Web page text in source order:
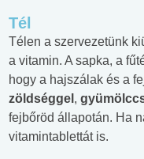
Tél
Télen a szervezetünk
a vitamin. A sapka, a
hogy a hajszálak és a
zöldséggel ,
fejbőröd állapotán. Ha
vitamintablettát is.